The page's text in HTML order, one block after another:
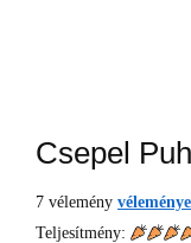
Csepel
7 vélemény
Teljesítmény: